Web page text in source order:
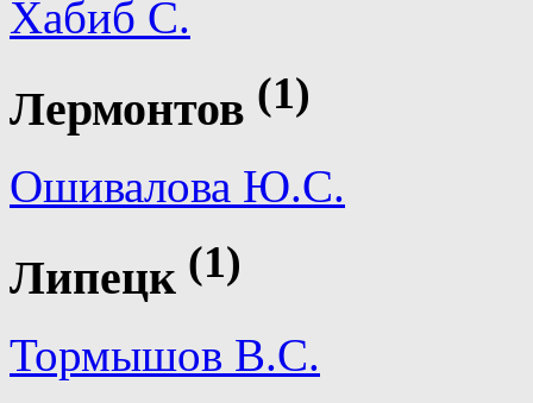
Хабиб С.
Лермонтов (1)
Ошивалова Ю.С.
Липецк (1)
Тормышов В.С.